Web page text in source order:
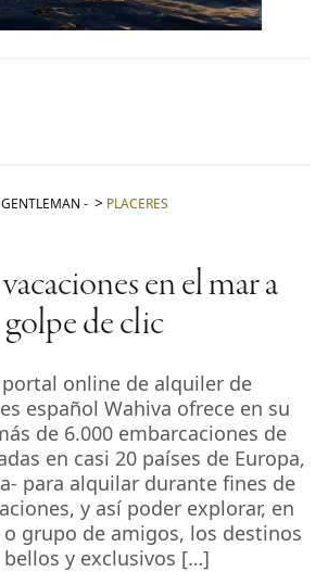
GENTLEMAN - PLACERES
en el mar a
golpe de clic
portal online de alquiler de
español Wahiva ofrece en su
de 6.000 embarcaciones de
en casi 20 países de Europa,
para alquilar durante fines de
y así poder explorar, en
grupo de amigos, los destinos
bellos y exclusivos […]